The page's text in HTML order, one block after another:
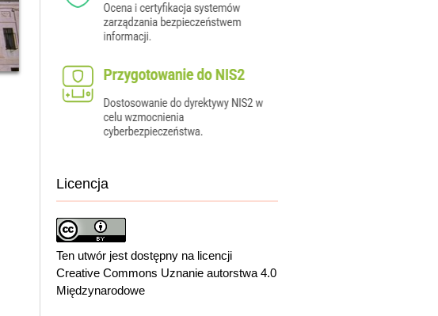
Licencja
Ten utwór jest dostępny na licencji
Creative Commons Uznanie autorstwa 4.0
Międzynarodowe